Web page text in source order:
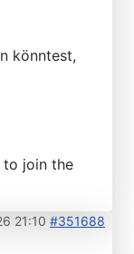
könntest,
to join the
21:10 #351688